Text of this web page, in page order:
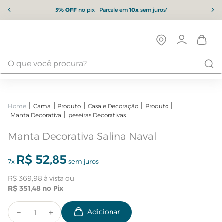
5% OFFno pix | Parcele em10xsem juros*
Cama Produto Casa e Decoração
Produto
Manta Decorativa
peseiras Decorativas
Manta Decorativa Salina Naval
7x R$ 52,85 sem juros
R$ 369,98
R$ 351,48
＋
－